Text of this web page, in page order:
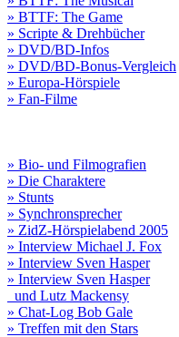
» BTTF: The Game
» Scripte & Drehbücher
» DVD/BD-Infos
» DVD/BD-Bonus-Vergleich
» Europa-Hörspiele
» Fan-Filme
» Bio- und Filmografien
» Die Charaktere
» Stunts
» Synchronsprecher
» ZidZ-Hörspielabend 2005
» Interview Michael J. Fox
» Interview Sven Hasper
» Interview Sven Hasper
und Lutz Mackensy
» Chat-Log Bob Gale
» Treffen mit den Stars